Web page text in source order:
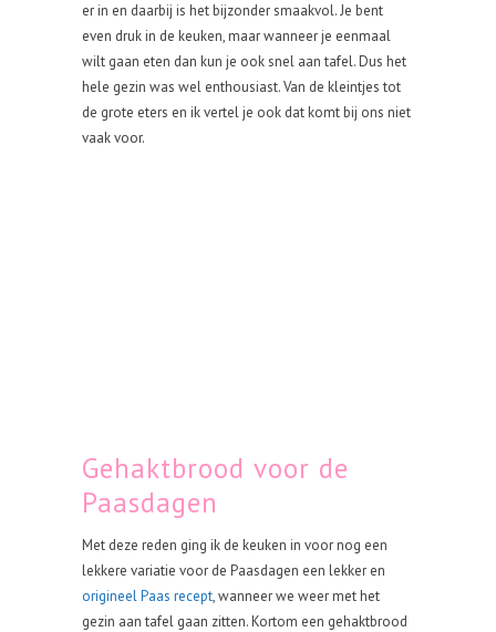
er in en daarbij is het bijzonder smaakvol. Je bent
even druk in de keuken, maar wanneer je eenmaal
wilt gaan eten dan kun je ook snel aan tafel. Dus het
hele gezin was wel enthousiast. Van de kleintjes tot
de grote eters en ik vertel je ook dat komt bij ons niet
vaak voor.
Gehaktbrood voor de
Paasdagen
Met deze reden ging ik de keuken in voor nog een
lekkere variatie voor de Paasdagen een lekker en
origineel Paas recept, wanneer we weer met het
gezin aan tafel gaan zitten. Kortom een gehaktbrood